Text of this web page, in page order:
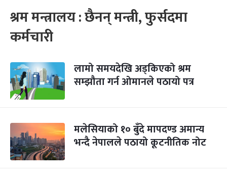
श्रम मन्त्रालय : छैनन् मन्त्री, फुर्सदमा
कर्मचारी
लामो समयदेखि अड्किएको श्रम
सम्झौता गर्न ओमानले पठायो पत्र
मलेसियाको १० बुँदे मापदण्ड अमान्य
भन्दै नेपालले पठायो कूटनीतिक नोट